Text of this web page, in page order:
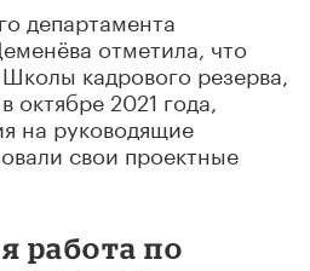
департамента
отметила, что
кадрового резерва,
октябре 2021 года,
на руководящие
свои проектные
работа по